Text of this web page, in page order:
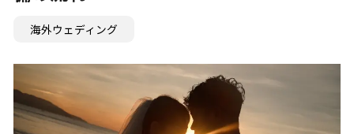
海外ウェディング